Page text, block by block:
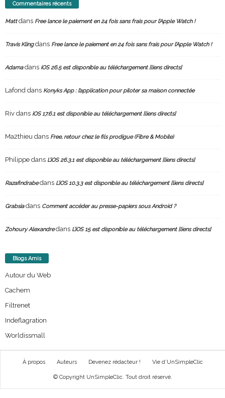
Commentaires récents
Mattdans Free lance le paiement en 24 fois sans frais pour l’Apple Watch !
Travis Klingdans Free lance le paiement en 24 fois sans frais pour l’Apple Watch !
Adamadans iOS 26.5 est disponible au téléchargement [liens directs]
Lafond dans Konyks App : l’application pour piloter sa maison connectée
Riv dans iOS 17.6.1 est disponible au téléchargement [liens directs]
Ma2thieu dans Free, retour chez le fils prodigue (Fibre & Mobile)
Philippe dans L’iOS 26.3.1 est disponible au téléchargement [liens directs]
Razafindrabedans L’iOS 10.3.3 est disponible au téléchargement [liens directs]
Grabsiadans Comment accéder au presse-papiers sous Android ?
Zohoury Alexandredans L’iOS 15 est disponible au téléchargement [liens directs]
Blogs Amis
Autour du Web
Cachem
Filtrenet
Indeflagration
Worldissmall
À propos Auteurs Devenez rédacteur ! Vie d’UnSimpleClic
© Copyright UnSimpleClic. Tout droit réservé.